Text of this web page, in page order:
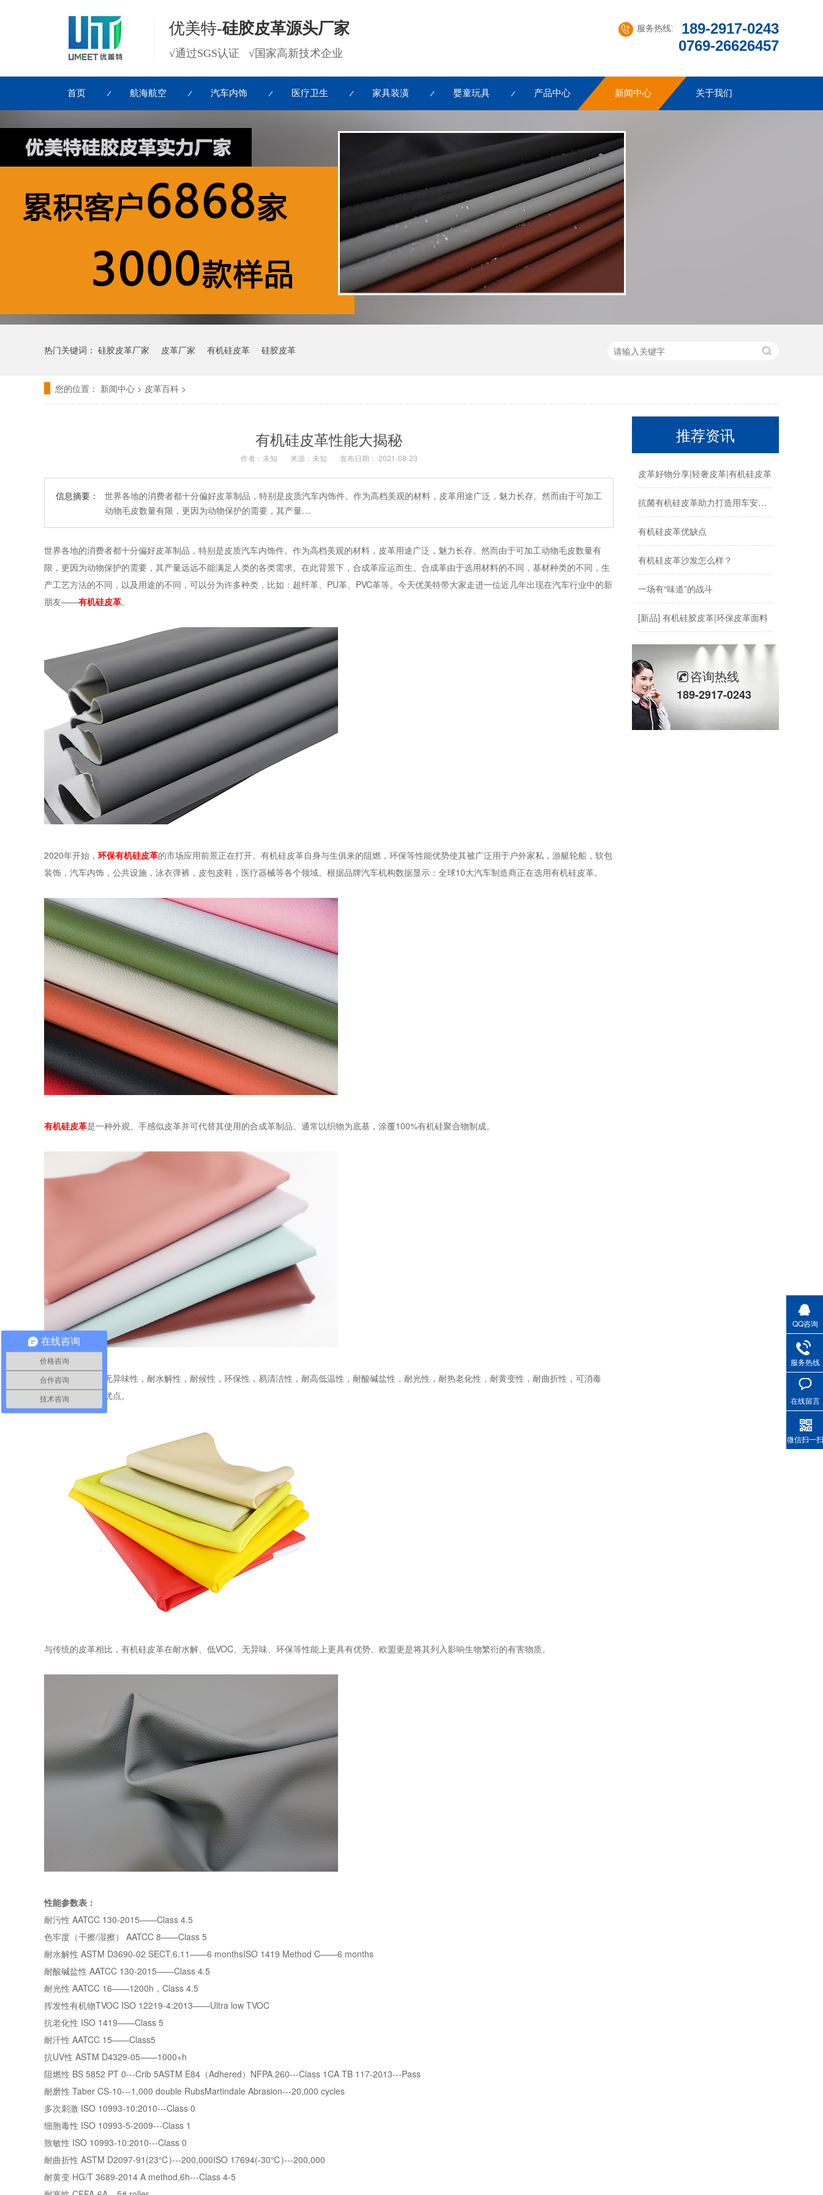
优美特-硅胶皮革源头厂家
√通过SGS认证 √国家高新技术企业
服务热线:
189-2917-0243
0769-26626457
首页 航海航空 汽车内饰 医疗卫生 家具装潢 婴童玩具 产品中心 新闻中心 关于我们
热门关键词： 硅胶皮革厂家 皮革厂家 有机硅皮革 硅胶皮革
您的位置： 新闻中心 > 皮革百科 >
有机硅皮革性能大揭秘
作者：未知 来源：未知 发布日期： 2021-08-23
信息摘要：
世界各地的消费者都十分偏好皮革制品，特别是皮质汽车内饰件。作为高档美观的材料，皮革用途广泛，魅力长存。然而由于可加工
动物毛皮数量有限，更因为动物保护的需要，其产量…
世界各地的消费者都十分偏好皮革制品，特别是皮质汽车内饰件。作为高档美观的材料，皮革用途广泛，魅力长存。然而由于可加工动物毛皮数量有
限，更因为动物保护的需要，其产量远远不能满足人类的各类需求。在此背景下，合成革应运而生。合成革由于选用材料的不同，基材种类的不同，生
产工艺方法的不同，以及用途的不同，可以分为许多种类，比如：超纤革、PU革、PVC革等。今天优美特带大家走进一位近几年出现在汽车行业中的新
朋友——有机硅皮革。
2020年开始， 环保有机硅皮革的市场应用前景正在打开。有机硅皮革自身与生俱来的阻燃，环保等性能优势使其被广泛用于户外家私，游艇轮船，软包
装饰，汽车内饰，公共设施，泳衣弹裤，皮包皮鞋，医疗器械等各个领域。根据品牌汽车机构数据显示：全球10大汽车制造商正在选用有机硅皮革。
有机硅皮革是一种外观、手感似皮革并可代替其使用的合成革制品。通常以织物为底基，涂覆100%有机硅聚合物制成。
有机硅皮革
具有无异味性，耐水解性，耐候性，环保性，易清洁性，耐高低温性，耐酸碱盐性，耐光性，耐热老化性，耐黄变性，耐曲折性，可消毒
性，色牢度强等优点。
与传统的皮革相比，有机硅皮革在耐水解、低VOC、无异味、环保等性能上更具有优势。欧盟更是将其列入影响生物繁衍的有害物质。
性能参数表：
耐污性 AATCC 130-2015——Class 4.5
色牢度（干擦/湿擦） AATCC 8——Class 5
耐水解性 ASTM D3690-02 SECT.6.11——6 monthsISO 1419 Method C——6 months
耐酸碱盐性 AATCC 130-2015——Class 4.5
耐光性 AATCC 16——1200h，Class 4.5
挥发性有机物TVOC ISO 12219-4:2013——Ultra low TVOC
抗老化性 ISO 1419——Class 5
耐汗性 AATCC 15——Class5
抗UV性 ASTM D4329-05——1000+h
阻燃性 BS 5852 PT 0---Crib 5ASTM E84（Adhered）NFPA 260---Class 1CA TB 117-2013---Pass
耐磨性 Taber CS-10---1,000 double RubsMartindale Abrasion---20,000 cycles
多次刺激 ISO 10993-10:2010---Class 0
细胞毒性 ISO 10993-5-2009---Class 1
致敏性 ISO 10993-10:2010---Class 0
耐曲折性 ASTM D2097-91(23℃)---200,000ISO 17694(-30℃)---200,000
耐黄变 HG/T 3689-2014 A method,6h---Class 4-5
推荐资讯
皮革好物分享|轻奢皮革|有机硅皮革
抗菌有机硅皮革助力打造用车安全健康
有机硅皮革优缺点
有机硅皮革沙发怎么样？
一场有“味道”的战斗
[新品] 有机硅胶皮革|环保皮革面料
咨询热线
189-2917-0243
QQ咨询
服务热线
在线留言
微信扫一扫
在线咨询
价格咨询
合作咨询
技术咨询